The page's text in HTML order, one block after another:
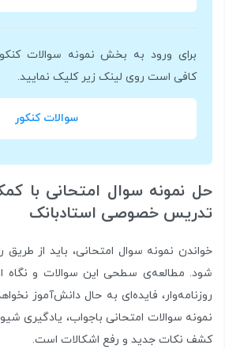
برای ورود به بخش نمونه سوالات
کافی است روی لینک زیر کلیک نمایید.
سوالات کنکور
حل نمونه سوال امتحانی با
تدریس خصوصی استادبانک
خواندن نمونه سوال امتحانی، باید از
شود. مطالعه‌ی سطحی این سوالات و نگاه
روزنامه‌وار، فایده‌ای به حال دانش‌آموز
نمونه سوالات امتحانی باجواب، یادگیری
کشف نکات جدید و رفع اشکالات است.